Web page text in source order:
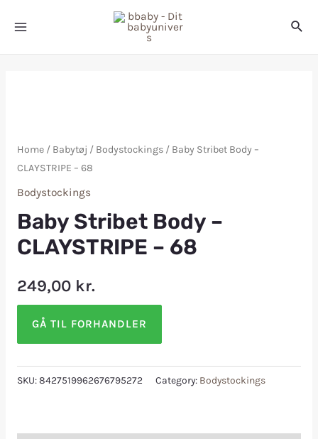
Home/ Babytøj / Bodystockings/ Baby Stribet Body –
CLAYSTRIPE – 68
Bodystockings
Baby Stribet Body –
CLAYSTRIPE – 68
249,00 kr.
GÅ TIL FORHANDLER
SKU:8427519962676795272 Category: Bodystockings